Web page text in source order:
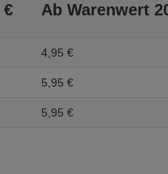
€ Ab Warenwert
4, 95 €
5, 95 €
5, 95 €